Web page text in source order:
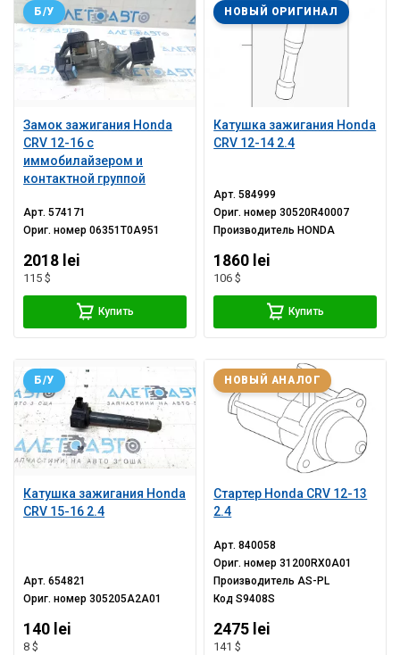
Замок зажигания Honda
CRV 12-16 с
иммобилайзером и
контактной группой
Б/У
Арт.574171
Ориг. номер06351T0A951
2018 lei
115 $
Купить
Катушка зажигания Honda
CRV 12-14 2.4
НОВЫЙ ОРИГИНАЛ
Арт.584999
Ориг. номер30520R40007
Производитель HONDA
1860 lei
106 $
Купить
Катушка зажигания Honda
CRV 15-16 2.4
Б/У
Арт.654821
Ориг. номер305205A2A01
140 lei
8 $
Стартер Honda CRV 12-13
2.4
НОВЫЙ АНАЛОГ
Арт.840058
Ориг. номер31200RX0A01
ПроизводительAS-PL
КодS9408S
2475 lei
141 $